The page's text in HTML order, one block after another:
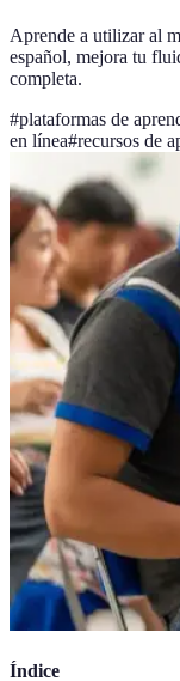
Aprende a utilizar al
español, mejora tu
completa.
#plataformas de
en línea#recursos de
Índice